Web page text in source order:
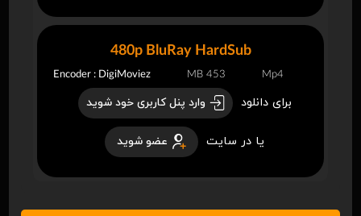
برای دانلود وارد پنل کاربری خود شوید
یا در سایت عضو شوید
480p BluRay HardSub
Encoder : DigiMoviez 453 MB Mp4